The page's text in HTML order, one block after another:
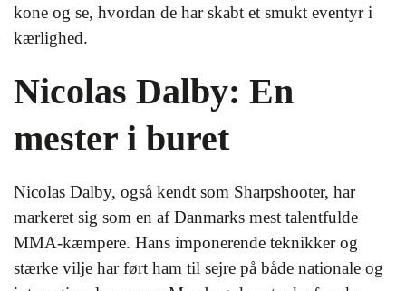
kone og se, hvordan de har skabt et smukt eventyr i
kærlighed.
Nicolas Dalby: En
mester i buret
Nicolas Dalby, også kendt som Sharpshooter, har
markeret sig som en af Danmarks mest talentfulde
MMA-kæmpere. Hans imponerende teknikker og
stærke vilje har ført ham til sejre på både nationale og